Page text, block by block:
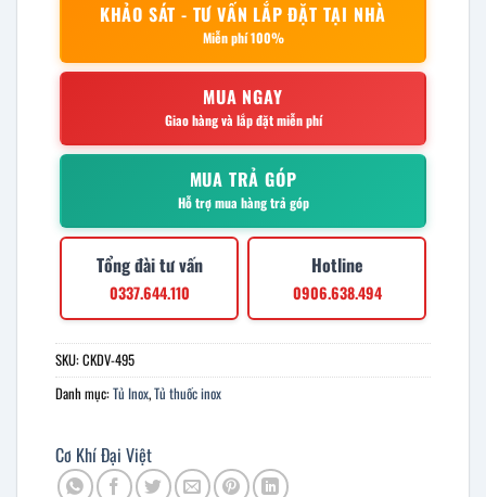
KHẢO SÁT - TƯ VẤN LẮP ĐẶT TẠI NHÀ
Miễn phí 100%
MUA NGAY
Giao hàng và lắp đặt miễn phí
MUA TRẢ GÓP
Hỗ trợ mua hàng trả góp
Tổng đài tư vấn
0337.644.110
Hotline
0906.638.494
SKU:CKDV-495
Danh mục:Tủ Inox,Tủ thuốc inox
Cơ Khí Đại Việt